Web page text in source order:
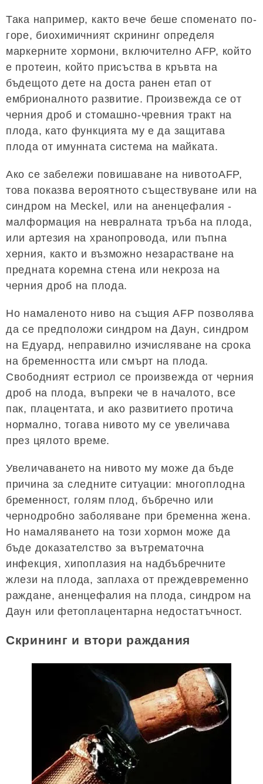
Така например, както вече беше споменато по-
горе, биохимичният скрининг определя
маркерните хормони, включително AFP, който
е протеин, който присъства в кръвта на
бъдещото дете на доста ранен етап от
ембрионалното развитие. Произвежда се от
черния дроб и стомашно-чревния тракт на
плода, като функцията му е да защитава
плода от имунната система на майката.
Ако се забележи повишаване на нивотоAFP,
това показва вероятното съществуване или на
синдром на Meckel, или на аненцефалия -
малформация на невралната тръба на плода,
или артезия на хранопровода, или пъпна
херния, както и възможно незарастване на
предната коремна стена или некроза на
черния дроб на плода.
Но намаленото ниво на същия AFP позволява
да се предположи синдром на Даун, синдром
на Едуард, неправилно изчисляване на срока
на бременността или смърт на плода.
Свободният естриол се произвежда от черния
дроб на плода, въпреки че в началото, все
пак, плацентата, и ако развитието протича
нормално, тогава нивото му се увеличава
през цялото време.
Увеличаването на нивото му може да бъде
причина за следните ситуации: многоплодна
бременност, голям плод, бъбречно или
чернодробно заболяване при бременна жена.
Но намаляването на този хормон може да
бъде доказателство за вътрематочна
инфекция, хипоплазия на надбъбречните
жлези на плода, заплаха от преждевременно
раждане, аненцефалия на плода, синдром на
Даун или фетоплацентарна недостатъчност.
Скрининг и втори раждания